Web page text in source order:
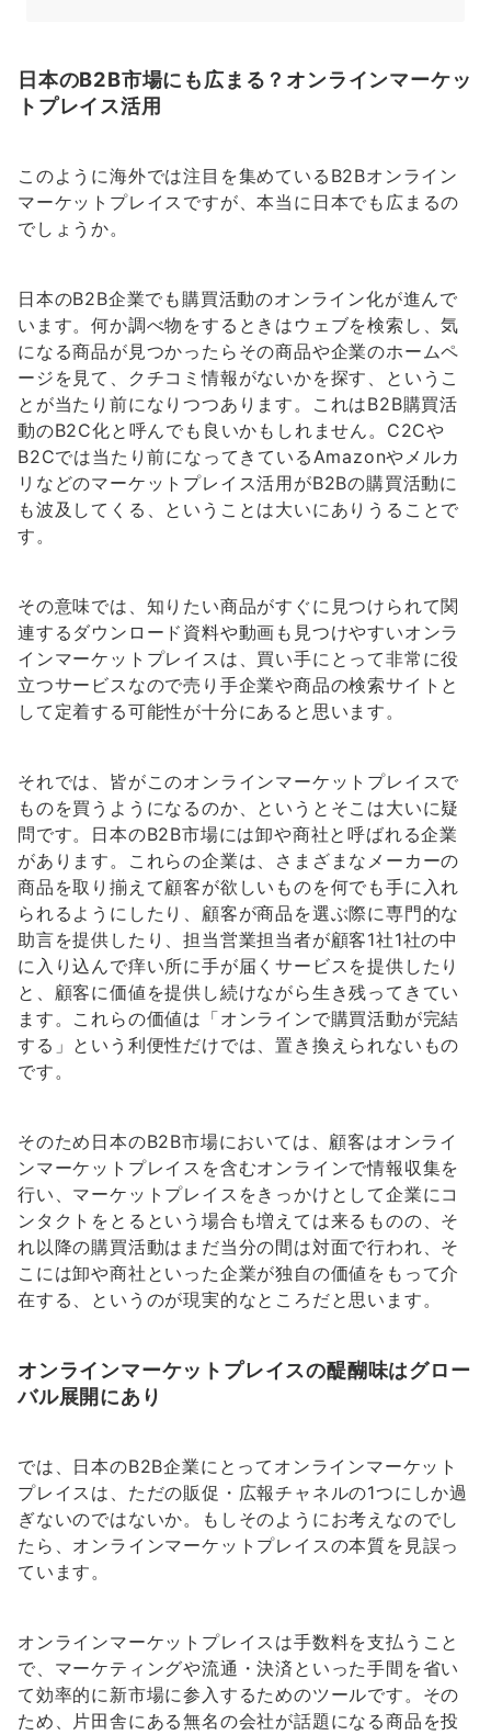
日本のB2B市場にも広まる？オンラインマーケッ
トプレイス活用
このように海外では注目を集めているB2Bオンライン
マーケットプレイスですが、本当に日本でも広まるの
でしょうか。
日本のB2B企業でも購買活動のオンライン化が進んで
います。何か調べ物をするときはウェブを検索し、気
になる商品が見つかったらその商品や企業のホームペ
ージを見て、クチコミ情報がないかを探す、というこ
とが当たり前になりつつあります。これはB2B購買活
動のB2C化と呼んでも良いかもしれません。C2Cや
B2Cでは当たり前になってきているAmazonやメルカ
リなどのマーケットプレイス活用がB2Bの購買活動に
も波及してくる、ということは大いにありうることで
す。
その意味では、知りたい商品がすぐに見つけられて関
連するダウンロード資料や動画も見つけやすいオンラ
インマーケットプレイスは、買い手にとって非常に役
立つサービスなので売り手企業や商品の検索サイトと
して定着する可能性が十分にあると思います。
それでは、皆がこのオンラインマーケットプレイスで
ものを買うようになるのか、というとそこは大いに疑
問です。日本のB2B市場には卸や商社と呼ばれる企業
があります。これらの企業は、さまざまなメーカーの
商品を取り揃えて顧客が欲しいものを何でも手に入れ
られるようにしたり、顧客が商品を選ぶ際に専門的な
助言を提供したり、担当営業担当者が顧客1社1社の中
に入り込んで痒い所に手が届くサービスを提供したり
と、顧客に価値を提供し続けながら生き残ってきてい
ます。これらの価値は「オンラインで購買活動が完結
する」という利便性だけでは、置き換えられないもの
です。
そのため日本のB2B市場においては、顧客はオンライ
ンマーケットプレイスを含むオンラインで情報収集を
行い、マーケットプレイスをきっかけとして企業にコ
ンタクトをとるという場合も増えては来るものの、そ
れ以降の購買活動はまだ当分の間は対面で行われ、そ
こには卸や商社といった企業が独自の価値をもって介
在する、というのが現実的なところだと思います。
オンラインマーケットプレイスの醍醐味はグロー
バル展開にあり
では、日本のB2B企業にとってオンラインマーケット
プレイスは、ただの販促・広報チャネルの1つにしか過
ぎないのではないか。もしそのようにお考えなのでし
たら、オンラインマーケットプレイスの本質を見誤っ
ています。
オンラインマーケットプレイスは手数料を支払うこと
で、マーケティングや流通・決済といった手間を省い
て効率的に新市場に参入するためのツールです。その
ため、片田舎にある無名の会社が話題になる商品を投